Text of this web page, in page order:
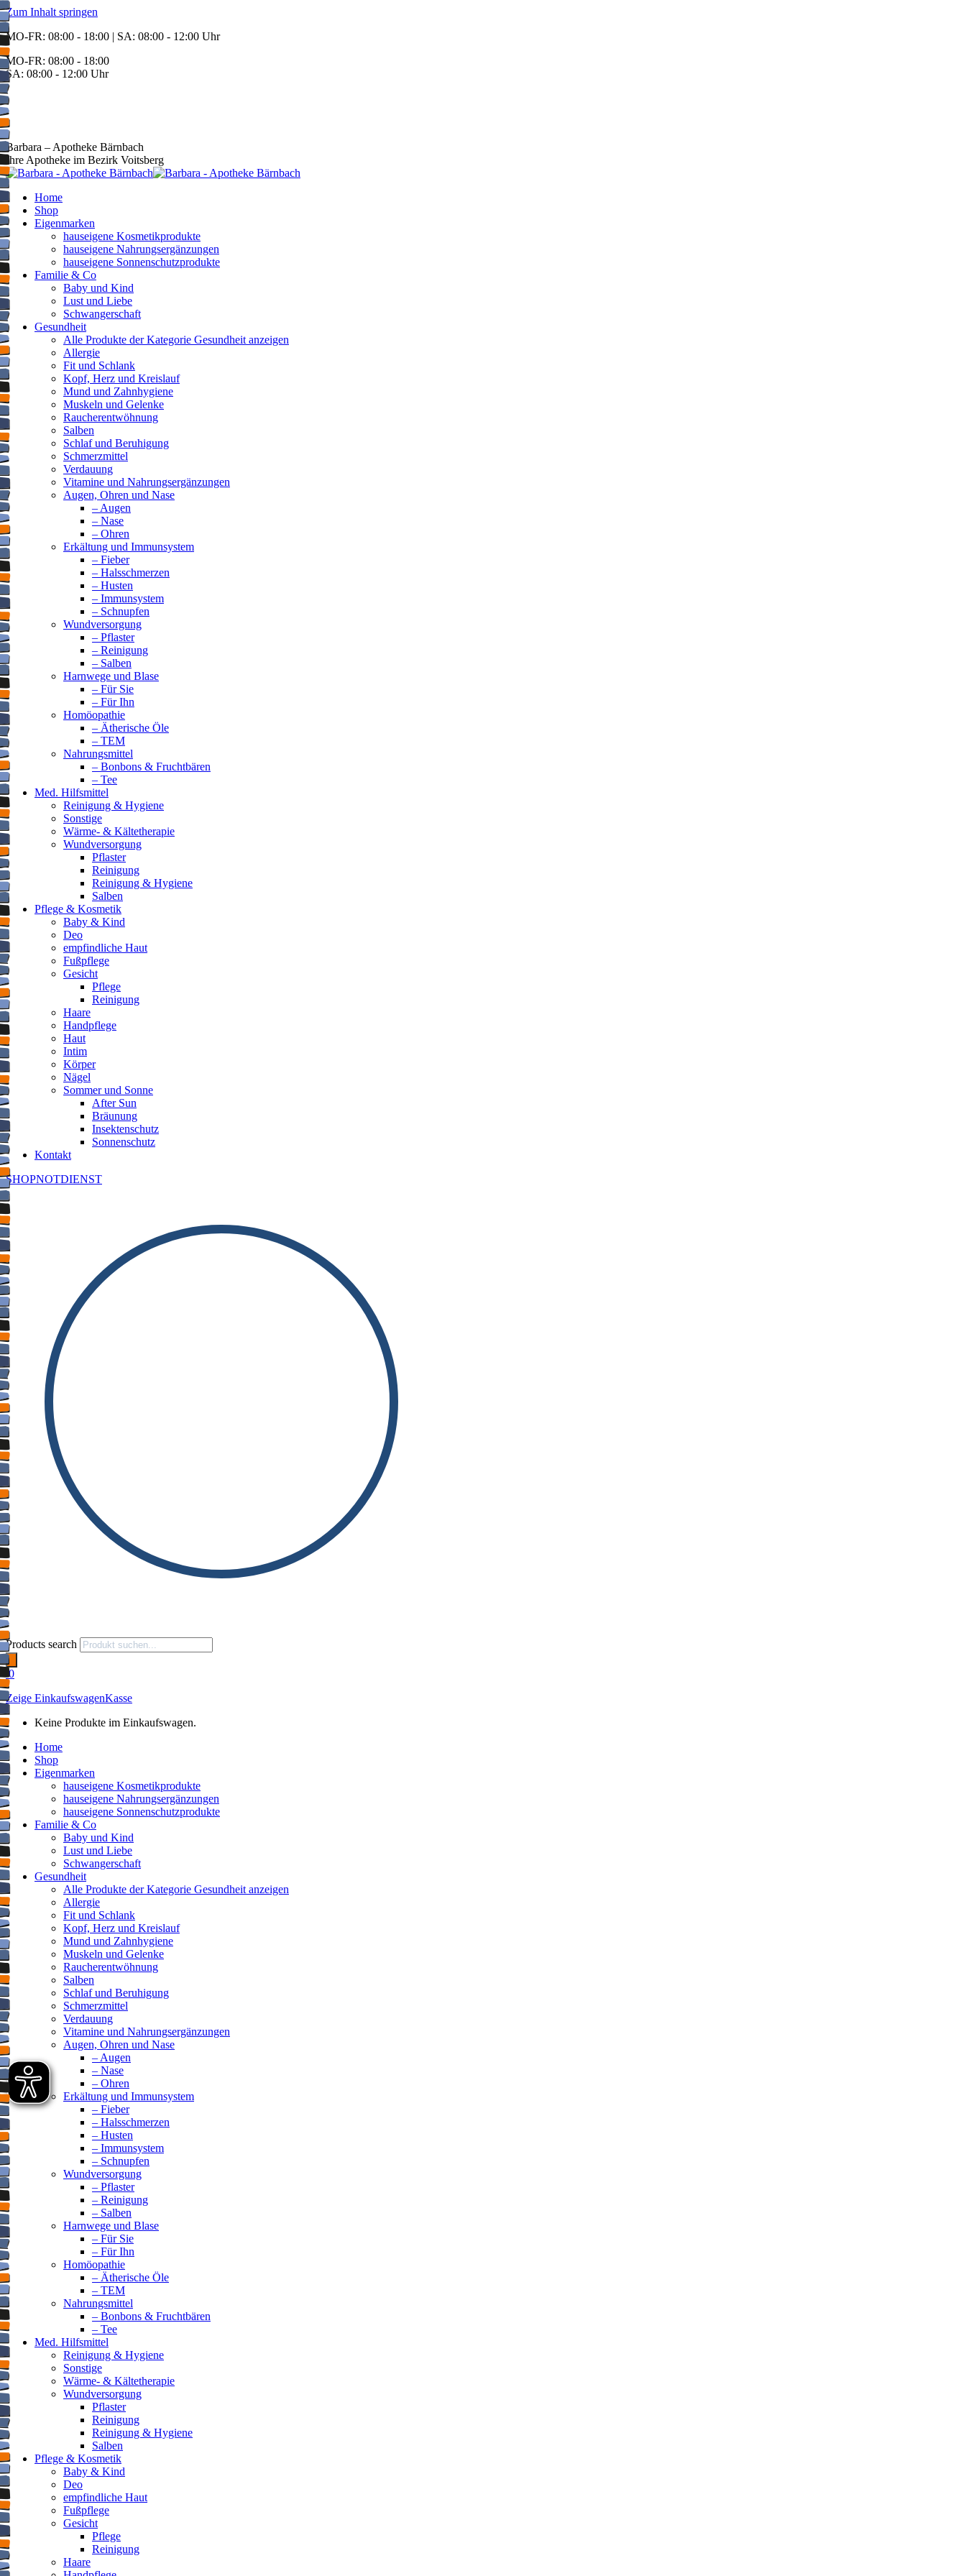
Zum Inhalt springen
MO-FR: 08:00 - 18:00 | SA: 08:00 - 12:00 Uhr
MO-FR: 08:00 - 18:00
SA: 08:00 - 12:00 Uhr
BEREITSCHAFT
+43 3142 62553
Barbara – Apotheke Bärnbach
Ihre Apotheke im Bezirk Voitsberg
Home
Shop
Eigenmarken
hauseigene Kosmetikprodukte
hauseigene Nahrungsergänzungen
hauseigene Sonnenschutzprodukte
Familie & Co
Baby und Kind
Lust und Liebe
Schwangerschaft
Gesundheit
Alle Produkte der Kategorie Gesundheit anzeigen
Allergie
Fit und Schlank
Kopf, Herz und Kreislauf
Mund und Zahnhygiene
Muskeln und Gelenke
Raucherentwöhnung
Salben
Schlaf und Beruhigung
Schmerzmittel
Verdauung
Vitamine und Nahrungsergänzungen
Augen, Ohren und Nase
– Augen
– Nase
– Ohren
Erkältung und Immunsystem
– Fieber
– Halsschmerzen
– Husten
– Immunsystem
– Schnupfen
Wundversorgung
– Pflaster
– Reinigung
– Salben
Harnwege und Blase
– Für Sie
– Für Ihn
Homöopathie
– Ätherische Öle
– TEM
Nahrungsmittel
– Bonbons & Fruchtbären
– Tee
Med. Hilfsmittel
Reinigung & Hygiene
Sonstige
Wärme- & Kältetherapie
Wundversorgung
Pflaster
Reinigung
Reinigung & Hygiene
Salben
Pflege & Kosmetik
Baby & Kind
Deo
empfindliche Haut
Fußpflege
Gesicht
Pflege
Reinigung
Haare
Handpflege
Haut
Intim
Körper
Nägel
Sommer und Sonne
After Sun
Bräunung
Insektenschutz
Sonnenschutz
Kontakt
SHOPNOTDIENST
Products search
0
Zeige EinkaufswagenKasse
Keine Produkte im Einkaufswagen.
Home
Shop
Eigenmarken
hauseigene Kosmetikprodukte
hauseigene Nahrungsergänzungen
hauseigene Sonnenschutzprodukte
Familie & Co
Baby und Kind
Lust und Liebe
Schwangerschaft
Gesundheit
Alle Produkte der Kategorie Gesundheit anzeigen
Allergie
Fit und Schlank
Kopf, Herz und Kreislauf
Mund und Zahnhygiene
Muskeln und Gelenke
Raucherentwöhnung
Salben
Schlaf und Beruhigung
Schmerzmittel
Verdauung
Vitamine und Nahrungsergänzungen
Augen, Ohren und Nase
– Augen
– Nase
– Ohren
Erkältung und Immunsystem
– Fieber
– Halsschmerzen
– Husten
– Immunsystem
– Schnupfen
Wundversorgung
– Pflaster
– Reinigung
– Salben
Harnwege und Blase
– Für Sie
– Für Ihn
Homöopathie
– Ätherische Öle
– TEM
Nahrungsmittel
– Bonbons & Fruchtbären
– Tee
Med. Hilfsmittel
Reinigung & Hygiene
Sonstige
Wärme- & Kältetherapie
Wundversorgung
Pflaster
Reinigung
Reinigung & Hygiene
Salben
Pflege & Kosmetik
Baby & Kind
Deo
empfindliche Haut
Fußpflege
Gesicht
Pflege
Reinigung
Haare